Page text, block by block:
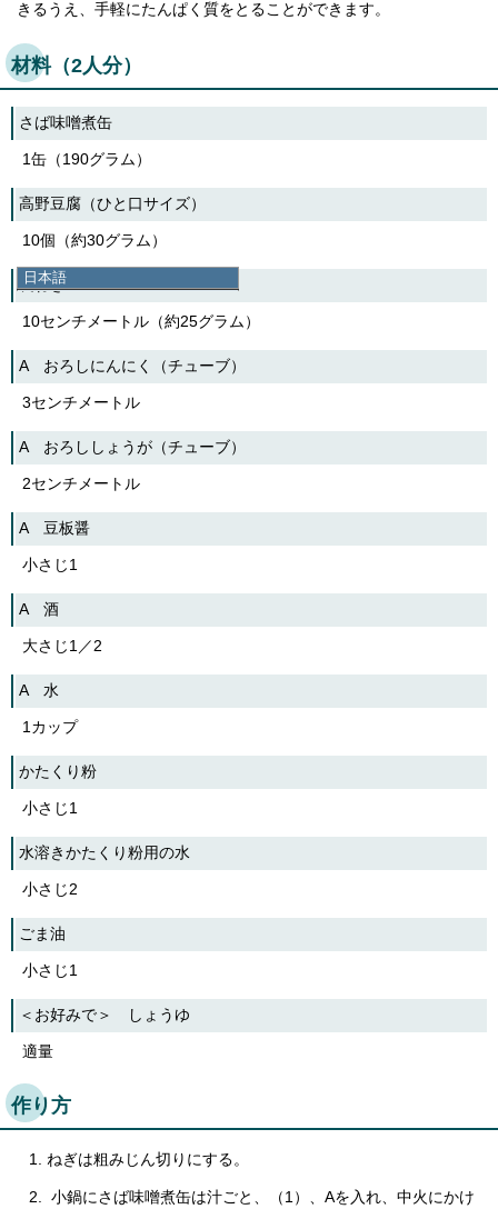
日本語
日本語
English
简体中文
繁體中文
きるうえ、手軽にたんぱく質をとることができます。
材料（2人分）
さば味噌煮缶
1缶（190グラム）
高野豆腐（ひと口サイズ）
10個（約30グラム）
長ねぎ
10センチメートル（約25グラム）
A おろしにんにく（チューブ）
3センチメートル
A おろししょうが（チューブ）
2センチメートル
A 豆板醤
小さじ1
A 酒
大さじ1／2
A 水
1カップ
かたくり粉
小さじ1
水溶きかたくり粉用の水
小さじ2
ごま油
小さじ1
＜お好みで＞ しょうゆ
適量
作り方
ねぎは粗みじん切りにする。
小鍋にさば味噌煮缶は汁ごと、（1）、Aを入れ、中火にかけ